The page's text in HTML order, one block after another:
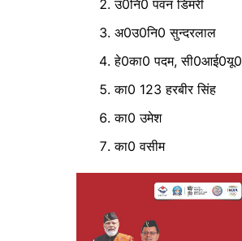
उ0नि0 पवन डिमरी
अ0उ0नि0 सुन्दरलाल
हे0का0 पदम, सी0आई0यू0
का0 123 हरबीर सिंह
का0 उमेश
का0 वसीम